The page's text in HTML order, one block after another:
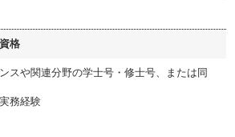
格
スや関連分野の学士号・修士号、または同
務経験